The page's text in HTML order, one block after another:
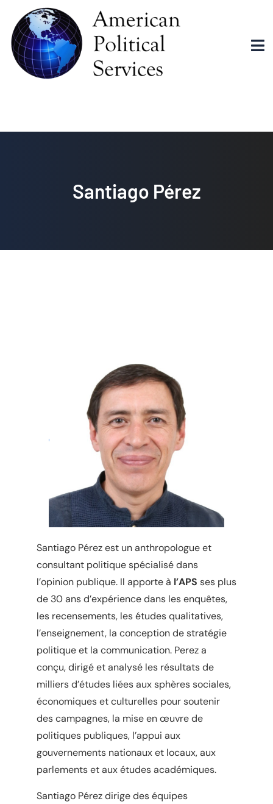
Santiago Pérez
Santiago Pérez est un anthropologue et
consultant politique spécialisé dans
l’opinion publique. Il apporte à l’APS ses plus
de 30 ans d’expérience dans les enquêtes,
les recensements, les études qualitatives,
l’enseignement, la conception de stratégie
politique et la communication. Perez a
conçu, dirigé et analysé les résultats de
milliers d’études liées aux sphères sociales,
économiques et culturelles pour soutenir
des campagnes, la mise en œuvre de
politiques publiques, l’appui aux
gouvernements nationaux et locaux, aux
parlements et aux études académiques.
Santiago Pérez dirige des équipes